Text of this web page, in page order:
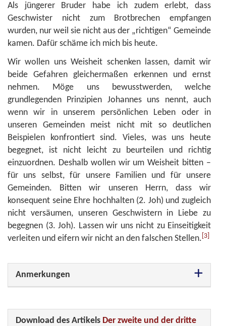
Als jüngerer Bruder habe ich zudem erlebt, dass
Geschwister nicht zum Brotbrechen empfangen
wurden, nur weil sie nicht aus der „richtigen“ Gemeinde
kamen. Dafür schäme ich mich bis heute.
Wir wollen uns Weisheit schenken lassen, damit wir
beide Gefahren gleichermaßen erkennen und ernst
nehmen. Möge uns bewusstwerden, welche
grundlegenden Prinzipien Johannes uns nennt, auch
wenn wir in unserem persönlichen Leben oder in
unseren Gemeinden meist nicht mit so deutlichen
Beispielen konfrontiert sind. Vieles, was uns heute
begegnet, ist nicht leicht zu beurteilen und richtig
einzuordnen. Deshalb wollen wir um Weisheit bitten –
für uns selbst, für unsere Familien und für unsere
Gemeinden. Bitten wir unseren Herrn, dass wir
konsequent seine Ehre hochhalten (2. Joh) und zugleich
nicht versäumen, unseren Geschwistern in Liebe zu
begegnen (3. Joh). Lassen wir uns nicht zu Einseitigkeit
verleiten und eifern wir nicht an den falschen Stellen. [3]
Anmerkungen
Download des Artikels Der zweite und der dritte